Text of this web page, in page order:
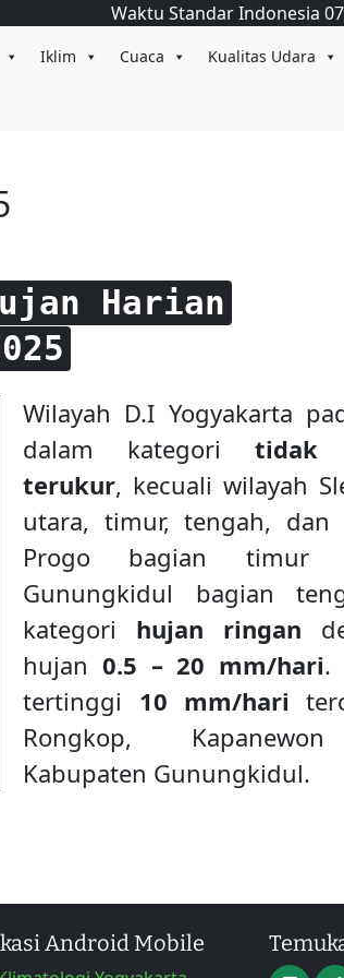
Waktu Standar Indonesia
Iklim Cuaca Kualitas Udara
Harian
Wilayah D.I Yogyakarta
dalam kategoritidak
terukur, kecuali wilayah
utara, timur, tengah, dan
Progo bagian timur
Gunungkidul bagian
kategori hujan ringan
hujan 0.5 – 20 mm/hari.
tertinggi 10 mm/hari
Rongkop,
Kabupaten Gunungkidul.
Android Mobile